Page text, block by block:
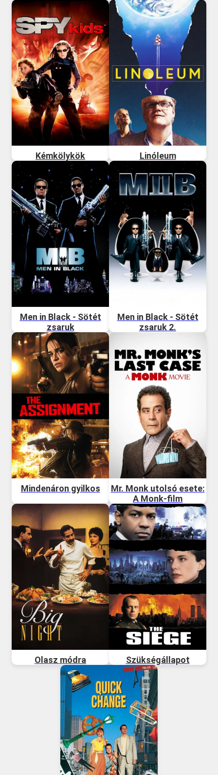
Kémkölykök Linóleum
Men in Black - Sötét
zsaruk
Men in Black - Sötét
zsaruk 2.
Mindenáron gyilkos
Mr. Monk utolsó esete:
A Monk-film
Olasz módra Szükségállapot